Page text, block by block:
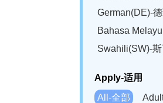
German(DE)-
Bahasa
Swahili(SW)-
Apply-适用
All-全部